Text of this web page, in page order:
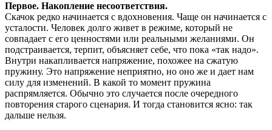
Первое. Накопление несоответствия.
Скачок редко начинается с вдохновения. Чаще он начинается с
усталости. Человек долго живет в режиме, который не
совпадает с его ценностями или реальными желаниями. Он
подстраивается, терпит, объясняет себе, что пока «так надо».
Внутри накапливается напряжение, похожее на сжатую
пружину. Это напряжение неприятно, но оно же и дает нам
силу для изменений. В какой то момент пружина
распрямляется. Обычно это случается после очередного
повторения старого сценария. И тогда становится ясно: так
дальше нельзя.